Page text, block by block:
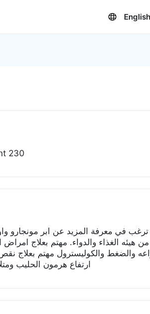
English
230
في معرفة المزيد عن ابر مونجارو
من هيئه الغذاء والدواء. مهتم بعلاج امراض
والضغط والكوليسترول مهتم بعلاج
ارتفاع هرمون الحليب